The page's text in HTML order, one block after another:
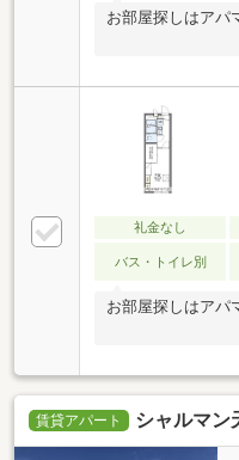
お部屋探しはアパ
礼金なし
バス・トイレ別
お部屋探しはアパ
賃貸アパート シャルマン